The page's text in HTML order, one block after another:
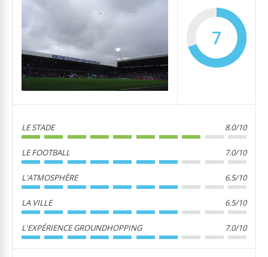
7
LE STADE 8.0/10
LE FOOTBALL 7.0/10
L'ATMOSPHÈRE 6.5/10
LA VILLE 6.5/10
L'EXPÉRIENCE GROUNDHOPPING 7.0/10